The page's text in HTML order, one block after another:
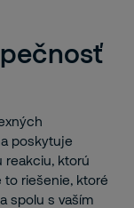
poskytuje
reakciu, ktorú
to riešenie, ktoré
spolu s vaším